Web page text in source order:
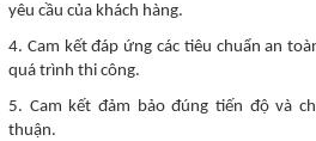
yêu cầu của khách hàng.
4. Cam kết đáp ứng các tiêu chuẩn an
quá trình thi công.
5. Cam kết đảm bảo đúng tiến độ và
thuận.